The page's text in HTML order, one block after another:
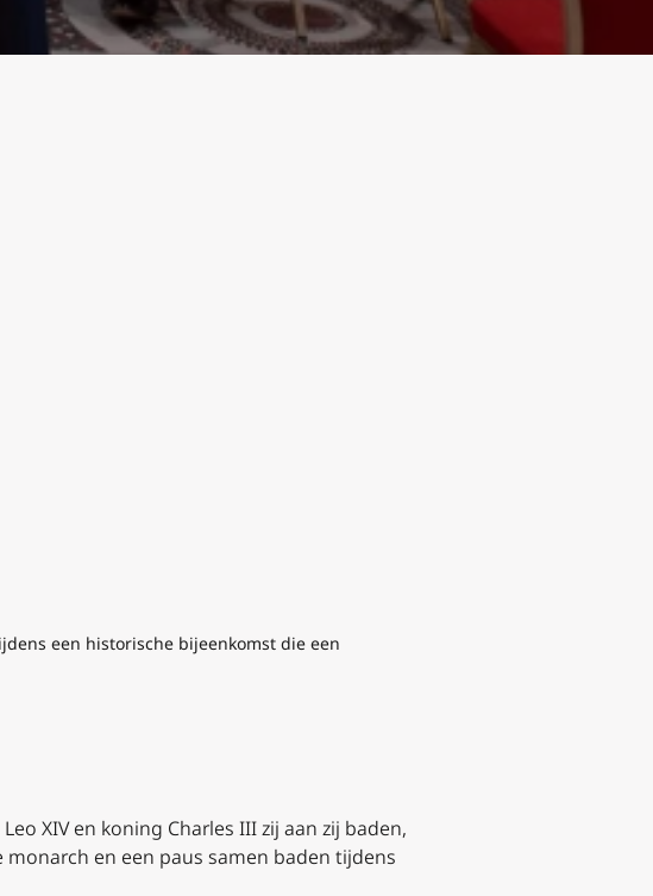
een historische bijeenkomst die een
XIV en koning Charles III zij aan zij baden,
en een paus samen baden tijdens